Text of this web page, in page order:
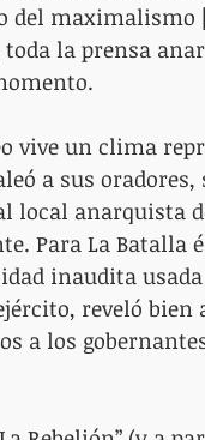
del
la prensa
vive un clima
a sus
local anarquista
Para La Batalla
inaudita
reveló
a los